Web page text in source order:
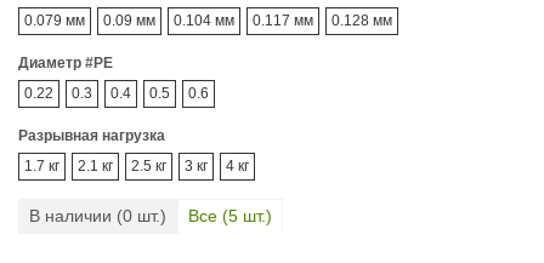
0.079 мм
0.09 мм 0.104 мм 0.117 мм 0.128 мм
Диаметр #PE
0.22
0.3 0.4 0.5 0.6
Разрывная нагрузка
1.7 кг
2.1 кг 2.5 кг 3 кг 4 кг
В наличии (0 шт.) Все (5 шт.)